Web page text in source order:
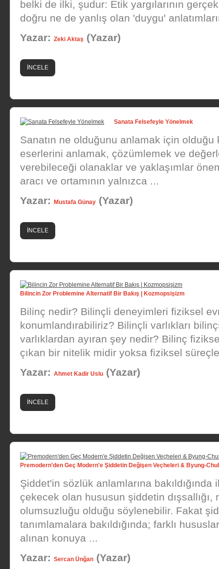
belki de ilki, şudur: Etik yargılarının
doğru ne de yanlış olan 'duygu'
Yazar: Zeki Aktaş (Yazar)
İNCELE
Sanata Felsefeyle Yönelmek
Sanatın ne olduğunu anlamak için
eserlerini anlamak, çözümlemek ve
verebileceği olanaklar ve yaklaşımlar
aracı ve ortamının yalnızca ...
Yazar:
Mustafa Günay (Yazar)
İNCELE
Bilincin Zor Problemine Alternatif Bir Bakış | Kozmopsişizm
Bilinç nedir? Bilinçli deneyimleri fiziksel
konumlandırabiliriz? Bilinçli varlıkları
varlıklardan ayıran şey nedir? Bilinç
çıkan bir nitelik midir yoksa fiziksel
Yazar: Ahmet Kadir Uslu (Yazar)
İNCELE
Premodern'den Geç Modern'e Şiddetin Değişen Veçheleri & Byung-
Şiddet'in sözlük anlamlarına
çekecek olan hususun şiddetin
olumsuzluğu olduğu söylenebilir. Fakat
tanımlamalara bakıldığında; farklı
alınan konuya ...
Yazar: Sercan Ünğan (Yazar)